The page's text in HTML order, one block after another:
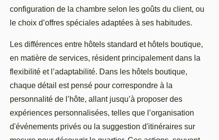
configuration de la chambre selon les goûts du client, ou
le choix d’offres spéciales adaptées à ses habitudes.
Les différences entre hôtels standard et hôtels boutique,
en matière de services, résident principalement dans la
flexibilité et l’adaptabilité. Dans les hôtels boutique,
chaque détail est pensé pour correspondre à la
personnalité de l’hôte, allant jusqu’à proposer des
expériences personnalisées, telles que l’organisation
d'événements privés ou la suggestion d'itinéraires sur